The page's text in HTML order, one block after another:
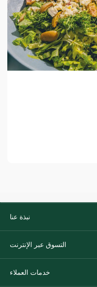
نبذة عنا
التسوق عبر الإنترنت
خدمات العملاء